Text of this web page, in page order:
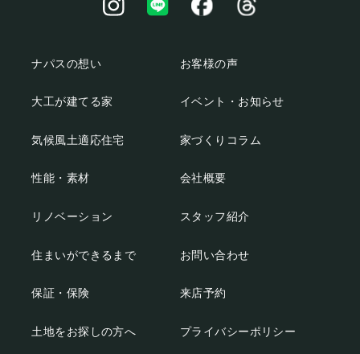
ナパスの想い
大工が建てる家
気候風土適応住宅
性能・素材
リノベーション
住まいができるまで
保証・保険
土地をお探しの方へ
お客様の声
イベント・お知らせ
家づくりコラム
会社概要
スタッフ紹介
お問い合わせ
来店予約
プライバシーポリシー